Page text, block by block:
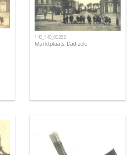
140_140_00282
Marktplaats, Dadizele